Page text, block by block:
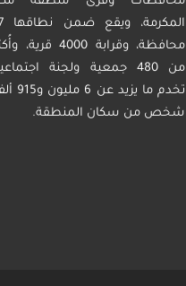
محافظة، وقرابة 4000 قرية،
من 480 جمعية ولجنة
تخدم ما يزيد عن 6
شخص من سكان المنطقة.